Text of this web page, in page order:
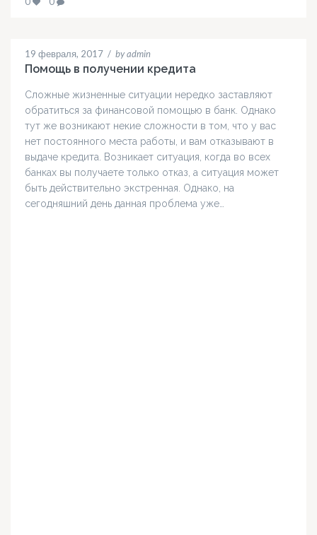
19 февраля, 2017 / by admin
Помощь в получении кредита
Сложные жизненные ситуации нередко заставляют
обратиться за финансовой помощью в банк. Однако
тут же возникают некие сложности в том, что у вас
нет постоянного места работы, и вам отказывают в
выдаче кредита. Возникает ситуация, когда во всех
банках вы получаете только отказ, а ситуация может
быть действительно экстренная. Однако, на
сегодняшний день данная проблема уже…